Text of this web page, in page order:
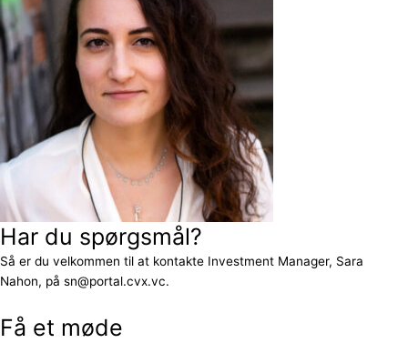
Har du spørgsmål?
Så er du velkommen til at kontakte Investment Manager, Sara
Nahon, på sn@portal.cvx.vc.
Få et møde